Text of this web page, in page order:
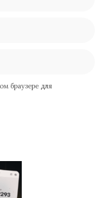
браузере для